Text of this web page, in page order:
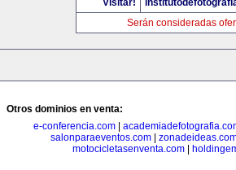
Visitar!
Serán consideradas
Otros dominios en venta:
e-conferencia.com
salonparaeventos.com
motocicletasenventa.com|